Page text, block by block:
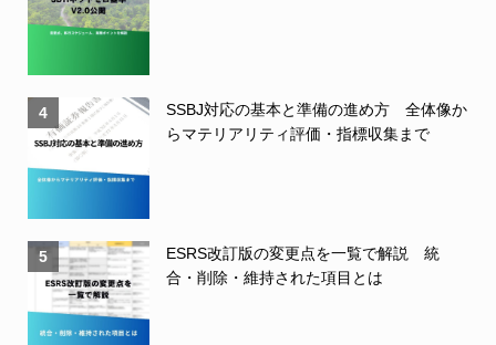
4
SSBJ対応の基本と準備の進め方 全体像か
らマテリアリティ評価・指標収集まで
5
ESRS改訂版の変更点を一覧で解説 統
合・削除・維持された項目とは